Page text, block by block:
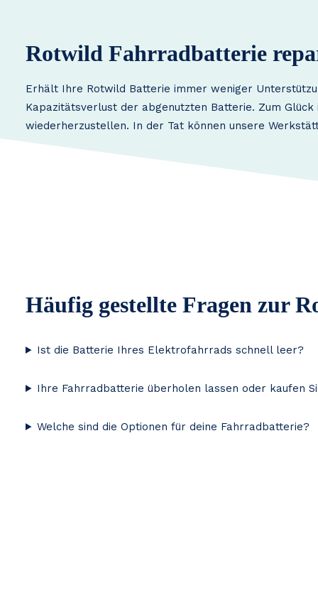
Rotwild Fahrradbatterie
Erhält Ihre Rotwild Batterie immer weniger
Kapazitätsverlust der abgenutzten Batterie. Zum
wiederherzustellen. In der Tat können unsere
Häufig gestellte Fragen zur
Ist die Batterie Ihres Elektrofahrrads schnell leer?
Ihre Fahrradbatterie überholen lassen oder kaufen
Welche sind die Optionen für deine Fahrradbatterie?